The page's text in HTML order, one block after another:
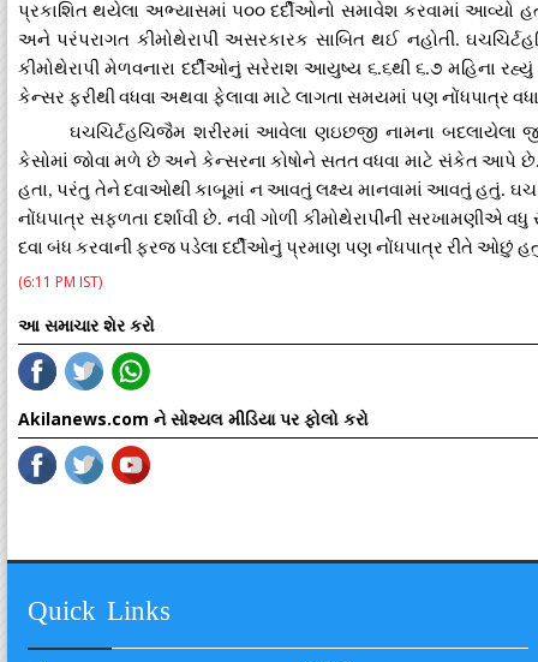
પ્રકાશિત થયેલા અભ્યાસમાં ૫૦૦ દર્દીઓનો સમાવેશ કરવામાં આવ્યો
અને પરંપરાગત કીમોથેરાપી અસરકારક સાબિત થઈ નહોતી.
કીમોથેરાપી મેળવનારા દર્દીઓનું સરેરાશ આયુષ્ય ૬.૬થી ૬.૭ મહિના રહ્યું
કેન્સર ફરીથીવધવા અથવા ફેલાવા માટે લાગતા સમયમાં પણનોંધપાત્ર
ઘચચિર્ટહચિજૈમ શરીરમાં આવેલા ણઇછજી નામના બદલાયેલા
કેસોમાં જોવા મળે છે અને કેન્સરના કોષોને સતત વધવા માટે સંકેત આપે છે
હતા,પરંતુ તેને દવાઓથી કાબૂમાં ન આવતું લક્ષ્ય માનવામાં આવતું હતું.
નોંધપાત્ર સફળતા દર્શાવી છે. નવી ગોળી કીમોથેરાપીની સરખામણીએ વધુ
દવા બંધકરવાનીફરજપડેલા દર્દીઓનુંપ્રમાણપણનોંધપાત્ર રીતેઓછું
(6:11 PM IST)
આ સમાચાર શેર કરો
Akilanews.com ને સોશ્યલ મીડિયા પર ફોલો કરો
Quick Links